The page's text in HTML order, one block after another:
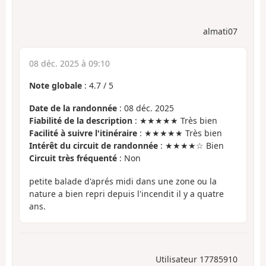
almati07
08 déc. 2025 à 09:10
Note globale : 4.7 / 5
Date de la randonnée : 08 déc. 2025
Fiabilité de la description : ★★★★★ Très bien
Facilité à suivre l'itinéraire : ★★★★★ Très bien
Intérêt du circuit de randonnée : ★★★★☆ Bien
Circuit très fréquenté : Non
petite balade d'aprés midi dans une zone ou la
nature a bien repri depuis l'incendit il y a quatre
ans.
Utilisateur 17785910